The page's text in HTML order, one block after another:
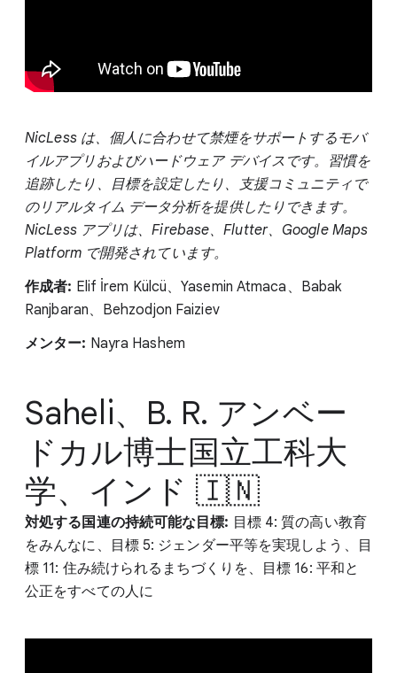
NicLess は、個人に合わせて禁煙をサポートするモバ
イルアプリおよびハードウェア デバイスです。習慣を
追跡したり、目標を設定したり、支援コミュニティで
のリアルタイム データ分析を提供したりできます。
NicLess アプリは、Firebase、Flutter、Google Maps
Platform で開発されています。
作成者: Elif İrem Külcü、Yasemin Atmaca、Babak
Ranjbaran、Behzodjon Faiziev
メンター: Nayra Hashem
Saheli、B. R. アンベー
ドカル博士国立工科大
学、インド 🇮🇳
対処する国連の持続可能な目標: 目標 4: 質の高い教育
をみんなに、目標 5: ジェンダー平等を実現しよう、目
標 11: 住み続けられるまちづくりを、目標 16: 平和と
公正をすべての人に